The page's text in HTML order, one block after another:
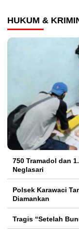
HUKUM &
750 Tramadol dan
Neglasari
Polsek Karawaci
Diamankan
Tragis “Setelah